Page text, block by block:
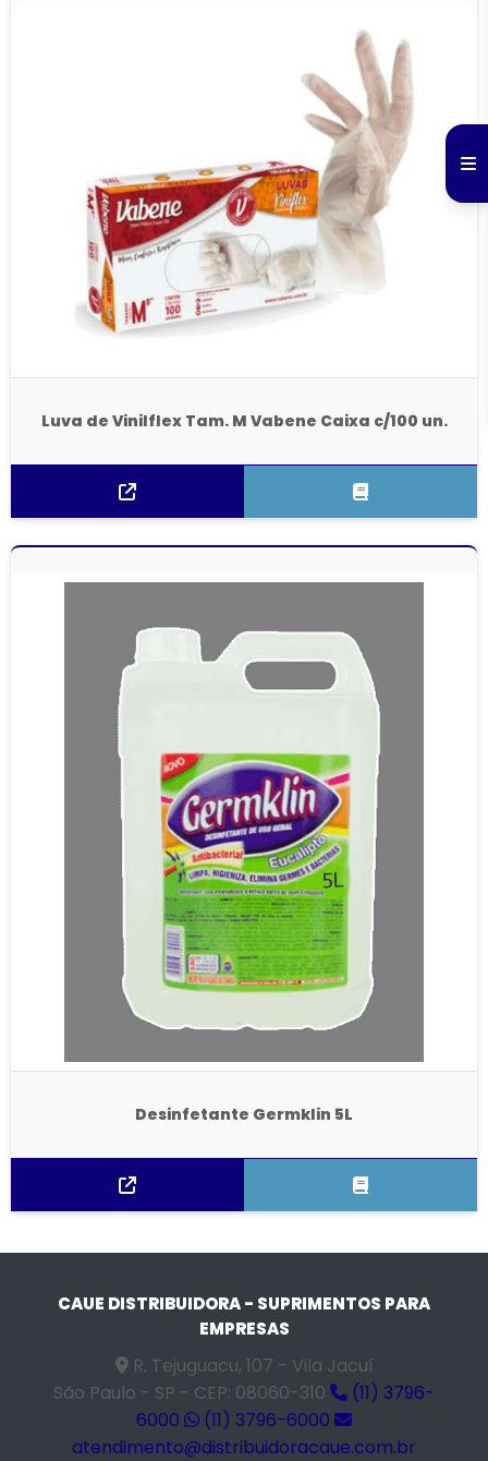
Luva de Vinilflex Tam. M Vabene Caixa c/100 un.
Desinfetante Germklin 5L
CAUE DISTRIBUIDORA - SUPRIMENTOS PARA
EMPRESAS
R. Tejuguacu, 107 - Vila Jacuí
São Paulo - SP - CEP: 08060-310
(11) 3796-
6000
(11) 3796-6000
atendimento@distribuidoracaue.com.br